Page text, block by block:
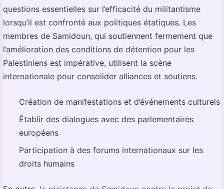
questions essentielles sur l’efficacité du militantisme
lorsqu’il est confronté aux politiques étatiques. Les
membres de Samidoun, qui soutiennent fermement que
l’amélioration des conditions de détention pour les
Palestiniens est impérative, utilisent la scène
internationale pour consolider alliances et soutiens.
Création de manifestations et d’événements culturels
Établir des dialogues avec des parlementaires
européens
Participation à des forums internationaux sur les
droits humains